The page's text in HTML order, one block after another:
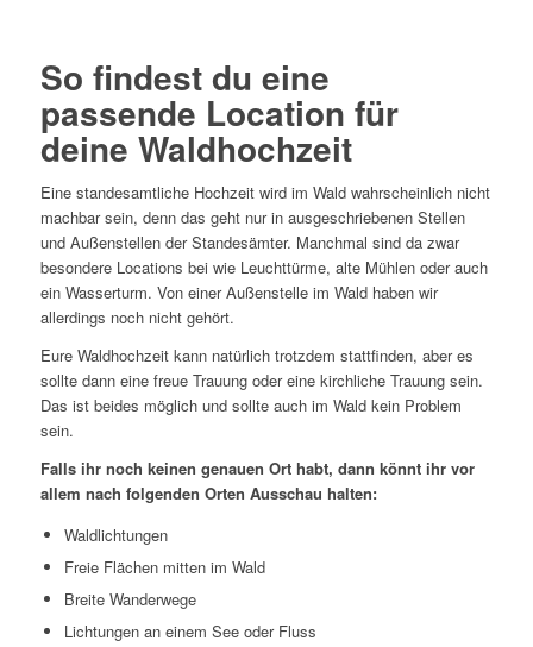
So findest du eine
passende Location für
deine Waldhochzeit
Eine standesamtliche Hochzeit wird im Wald wahrscheinlich nicht
machbar sein, denn das geht nur in ausgeschriebenen Stellen
und Außenstellen der Standesämter. Manchmal sind da zwar
besondere Locations bei wie Leuchttürme, alte Mühlen oder auch
ein Wasserturm. Von einer Außenstelle im Wald haben wir
allerdings noch nicht gehört.
Eure Waldhochzeit kann natürlich trotzdem stattfinden, aber es
sollte dann eine freue Trauung oder eine kirchliche Trauung sein.
Das ist beides möglich und sollte auch im Wald kein Problem
sein.
Falls ihr noch keinen genauen Ort habt, dann könnt ihr vor
allem nach folgenden Orten Ausschau halten:
Waldlichtungen
Freie Flächen mitten im Wald
Breite Wanderwege
Lichtungen an einem See oder Fluss